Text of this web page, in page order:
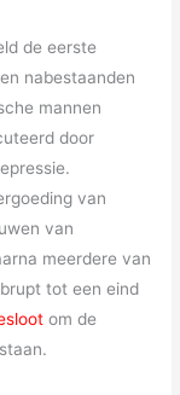
de eerste
nabestaanden
mannen
door
van
van
meerdere van
tot een eind
om de